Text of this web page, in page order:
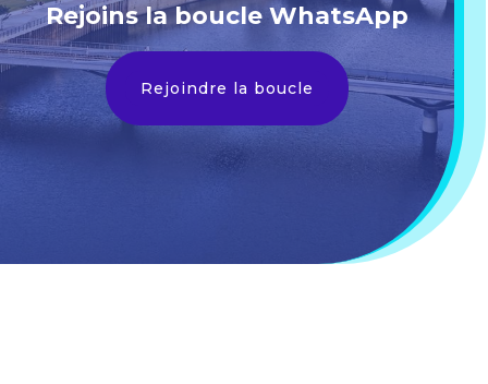
Rejoins la boucle WhatsApp
Rejoindre la boucle